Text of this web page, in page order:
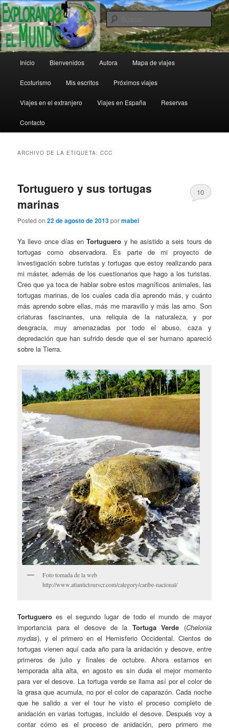
Ir
al
contenido
principal
Ir
al
contenido
secundarioExplorando el Mundo
principal
Inicio Bienvenidos Autora Mapa de viajes
Ecoturismo Mis escritos Próximos viajes
Viajes en el extranjero Viajes en España Reservas
Contacto
ARCHIVO DE LA ETIQUETA:CCC
Tortuguero y sus tortugas
marinas
Posted on22 de agosto de 2013pormabel
10
Ya llevo once días enTortuguero y he asistido a seis tours de
tortugas como observadora. Es parte de mi proyecto de
investigación sobre turistas y tortugas que estoy realizando para
mi máster, además de los cuestionarios que hago a los turistas.
Creo que ya toca de hablar sobre estos magníficos animales, las
tortugas marinas, de los cuales cada día aprendo más, y cuánto
más aprendo sobre ellas, más me maravillo y más las amo. Son
criaturas fascinantes, una reliquia de la naturaleza, y por
desgracia, muy amenazadas por todo el abuso, caza y
depredación que han sufrido desde que el ser humano apareció
sobre la Tierra.
Foto tomada de la web
http://www.atlantictourscr.com/category/caribe-nacional/
Tortuguero es el segundo lugar de todo el mundo de mayor
importancia para el desove de la Tortuga Verde (Chelonia
mydas), y el primero en el Hemisferio Occidental. Cientos de
tortugas vienen aquí cada año para la anidación y desove, entre
primeros de julio y finales de octubre. Ahora estamos en
temporada alta alta, en agosto es sin duda el mejor momento
para ver el desove. La tortuga verde se llama así por el color de
la grasa que acumula, no por el color de caparazón. Cada noche
que he salido a ver el tour he visto el proceso completo de
anidación en varias tortugas, incluido el desove. Después voy a
contar cómo es el proceso de anidación, pero primero me